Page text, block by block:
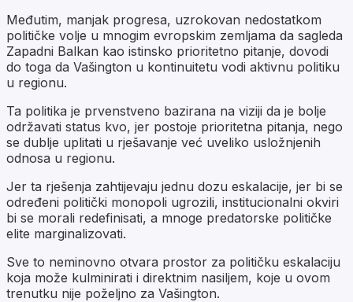
Međutim, manjak progresa, uzrokovan nedostatkom
političke volje u mnogim evropskim zemljama da sagleda
Zapadni Balkan kao istinsko prioritetno pitanje, dovodi
do toga da Vašington u kontinuitetu vodi aktivnu politiku
u regionu.
Ta politika je prvenstveno bazirana na viziji da je bolje
održavati status kvo, jer postoje prioritetna pitanja, nego
se dublje uplitati u rješavanje već uveliko usložnjenih
odnosa u regionu.
Jer ta rješenja zahtijevaju jednu dozu eskalacije, jer bi se
određeni politički monopoli ugrozili, institucionalni okviri
bi se morali redefinisati, a mnoge predatorske političke
elite marginalizovati.
Sve to neminovno otvara prostor za političku eskalaciju
koja može kulminirati i direktnim nasiljem, koje u ovom
trenutku nije poželjno za Vašington.